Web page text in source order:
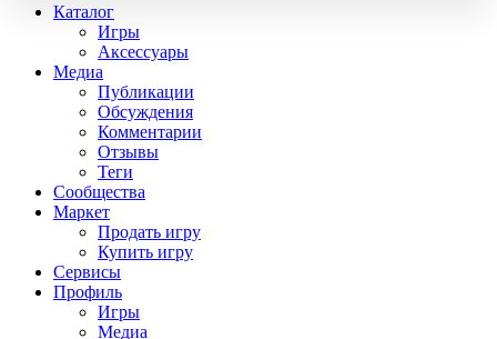
Каталог
Игры
Аксессуары
Медиа
Публикации
Обсуждения
Комментарии
Отзывы
Теги
Сообщества
Маркет
Продать игру
Купить игру
Сервисы
Профиль
Игры
Медиа